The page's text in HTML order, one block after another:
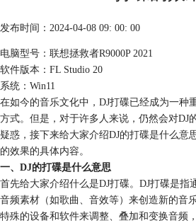
发布时间：2024-04-08 09: 00: 00
电脑型号：联想拯救者R9000P 2021
软件版本：FL Studio 20
系统：Win11
在如今的音乐文化中，DJ打碟已经成为一种
方式。但是，对于许多人来说，仍然会对DJ
疑惑，接下来给大家介绍DJ的打碟是什么意
的效果的具体内容。
一、DJ的打碟是什么意思
首先给大家介绍什么是DJ打碟。DJ打碟是指
音频素材（如歌曲、音效等）来创造新的音
特殊的设备和软件来调整、叠加和变换音频